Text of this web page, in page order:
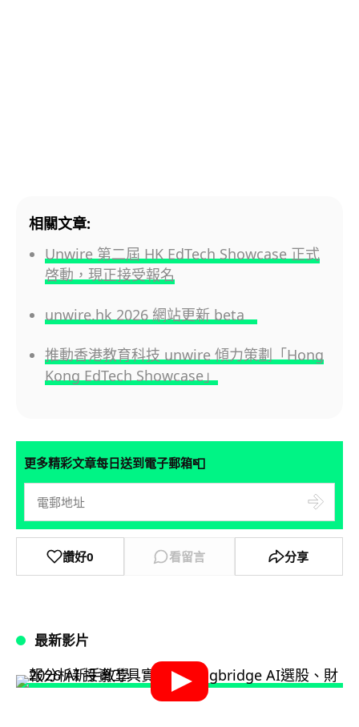
相關文章:
Unwire 第二屆 HK EdTech Showcase 正式
啓動，現正接受報名
unwire.hk 2026 網站更新 beta
推動香港教育科技 unwire 傾力策劃「Hong
Kong EdTech Showcase」
更多精彩文章每日送到電子郵箱📮
讚好0 看留言 分享
最新影片